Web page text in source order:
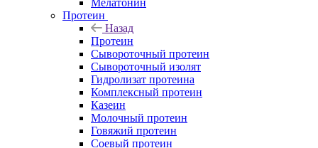
Мелатонин
Протеин
Назад
Протеин
Сывороточный протеин
Сывороточный изолят
Гидролизат протеина
Комплексный протеин
Казеин
Молочный протеин
Говяжий протеин
Соевый протеин